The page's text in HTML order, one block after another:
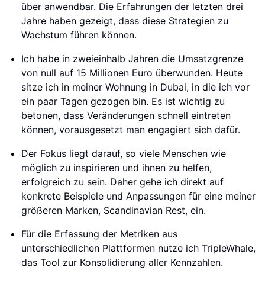
über anwendbar. Die Erfahrungen der letzten drei
Jahre haben gezeigt, dass diese Strategien zu
Wachstum führen können.
Ich habe in zweieinhalb Jahren die Umsatzgrenze
von null auf 15 Millionen Euro überwunden. Heute
sitze ich in meiner Wohnung in Dubai, in die ich vor
ein paar Tagen gezogen bin. Es ist wichtig zu
betonen, dass Veränderungen schnell eintreten
können, vorausgesetzt man engagiert sich dafür.
Der Fokus liegt darauf, so viele Menschen wie
möglich zu inspirieren und ihnen zu helfen,
erfolgreich zu sein. Daher gehe ich direkt auf
konkrete Beispiele und Anpassungen für eine meiner
größeren Marken, Scandinavian Rest, ein.
Für die Erfassung der Metriken aus
unterschiedlichen Plattformen nutze ich TripleWhale,
das Tool zur Konsolidierung aller Kennzahlen.